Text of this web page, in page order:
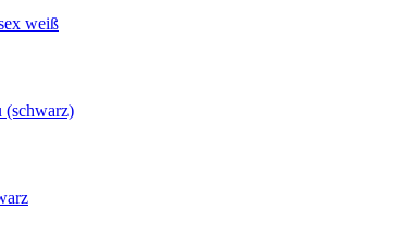
weiß
(schwarz)